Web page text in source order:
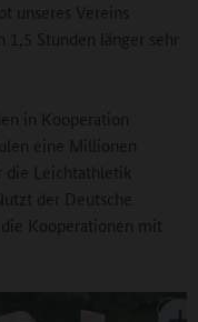
unseres Vereins
Stunden länger sehr
in Kooperation
eine Millionen
die Leichtathletik
der Deutsche
Kooperationen mit